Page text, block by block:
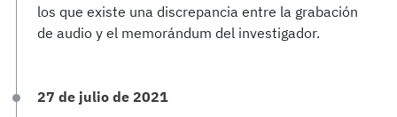
los que existe una discrepancia entre la grabación
de audio y el memorándum del investigador.
27 de julio de 2021